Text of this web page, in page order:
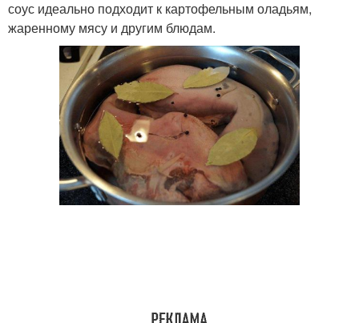
соус идеально подходит к картофельным оладьям,
жаренному мясу и другим блюдам.